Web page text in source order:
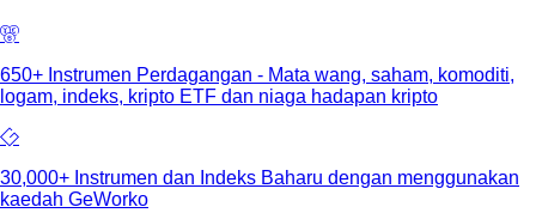
650+ Instrumen Perdagangan - Mata wang, saham, komoditi,
logam, indeks, kripto ETF dan niaga hadapan kripto
30,000+ Instrumen dan Indeks Baharu dengan menggunakan
kaedah GeWorko